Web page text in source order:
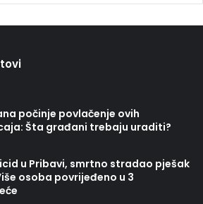
počinje povlačenje ovih
Šta građani trebaju uraditi?
u Pribavi, smrtno stradao pješak
osoba povrijeđeno u 3